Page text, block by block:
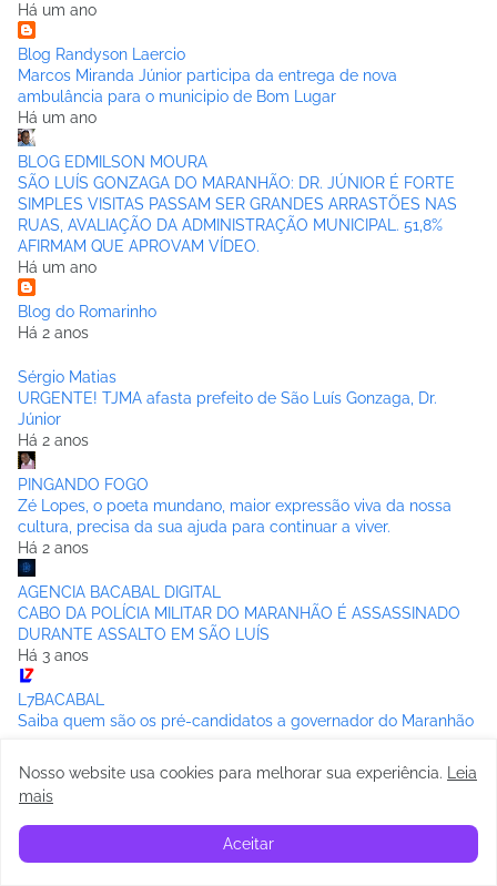
Há um ano
Blog Randyson Laercio
Marcos Miranda Júnior participa da entrega de nova
ambulância para o municipio de Bom Lugar
Há um ano
BLOG EDMILSON MOURA
SÃO LUÍS GONZAGA DO MARANHÃO: DR. JÚNIOR É FORTE
SIMPLES VISITAS PASSAM SER GRANDES ARRASTÕES NAS
RUAS, AVALIAÇÃO DA ADMINISTRAÇÃO MUNICIPAL. 51,8%
AFIRMAM QUE APROVAM VÍDEO.
Há um ano
Blog do Romarinho
Há 2 anos
Sérgio Matias
URGENTE! TJMA afasta prefeito de São Luís Gonzaga, Dr.
Júnior
Há 2 anos
PINGANDO FOGO
Zé Lopes, o poeta mundano, maior expressão viva da nossa
cultura, precisa da sua ajuda para continuar a viver.
Há 2 anos
AGENCIA BACABAL DIGITAL
CABO DA POLÍCIA MILITAR DO MARANHÃO É ASSASSINADO
DURANTE ASSALTO EM SÃO LUÍS
Há 3 anos
L7BACABAL
Saiba quem são os pré-candidatos a governador do Maranhão
Há 4 anos
Mearim Net
Escola Municipal João Veloso realiza 1° Festa de Formatura no
Nosso website usa cookies para melhorar sua experiência.
Leia
mais
Aceitar